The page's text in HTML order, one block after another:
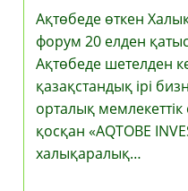
Ақтөбеде өткен
форум 20 елден
Ақтөбеде шетелден
қазақстандық ірі
орталық
қосқан «AQTOBE
халықаралық…